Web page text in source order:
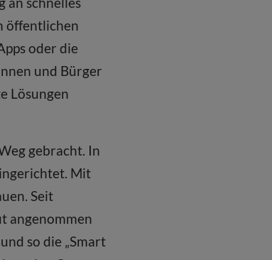
öffentlichen
oder die
und Bürger
Lösungen
gebracht. In
Mit
Seit
angenommen
so die „Smart